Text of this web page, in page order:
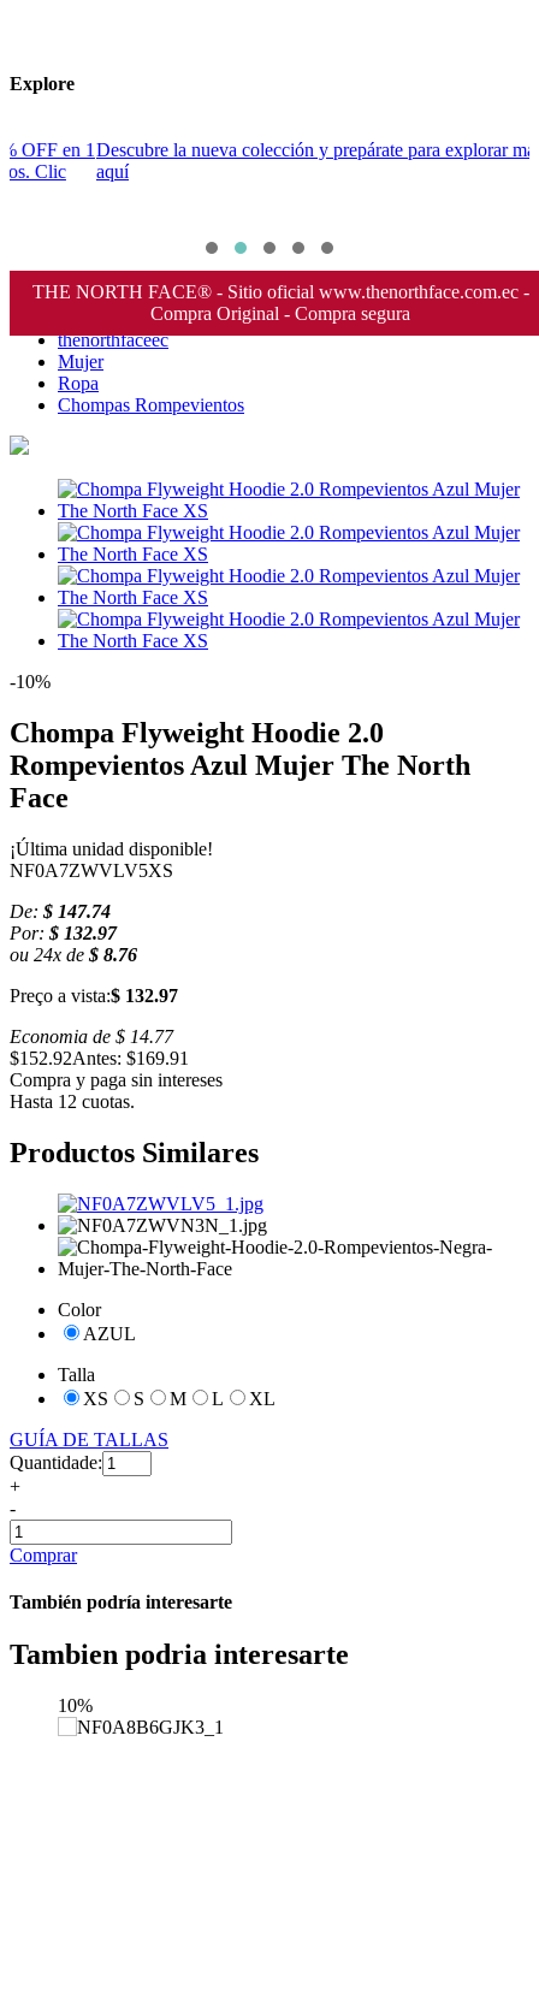
Explore
Descubre la nueva colección y prepárate para explorar más. Clic
aquí
THE NORTH FACE® - Sitio oficial www.thenorthface.com.ec -
Compra Original - Compra segura
thenorthfaceec
Mujer
Ropa
Chompas Rompevientos
-10%
Chompa Flyweight Hoodie 2.0
Rompevientos Azul Mujer The North
Face
¡Última unidad disponible!
NF0A7ZWVLV5XS
De: $ 147.74
Por: $ 132.97
ou 24x de $ 8.76
Preço a vista:$ 132.97
Economia de $ 14.77
$152.92Antes: $169.91
Compra y paga sin intereses
Hasta 12 cuotas.
Productos Similares
Color
AZUL
Talla
XS
S M L
XL
GUÍA DE TALLAS
Quantidade:
+
-
Comprar
También podría interesarte
Tambien podria interesarte
10%